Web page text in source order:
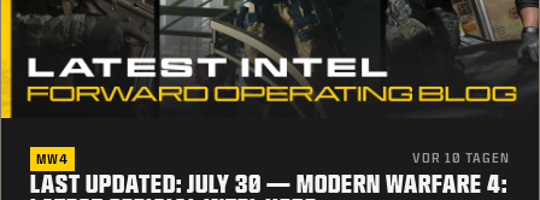
MW4 VOR 10 TAGEN
LAST UPDATED: JULY 30 — MODERN WARFARE 4: